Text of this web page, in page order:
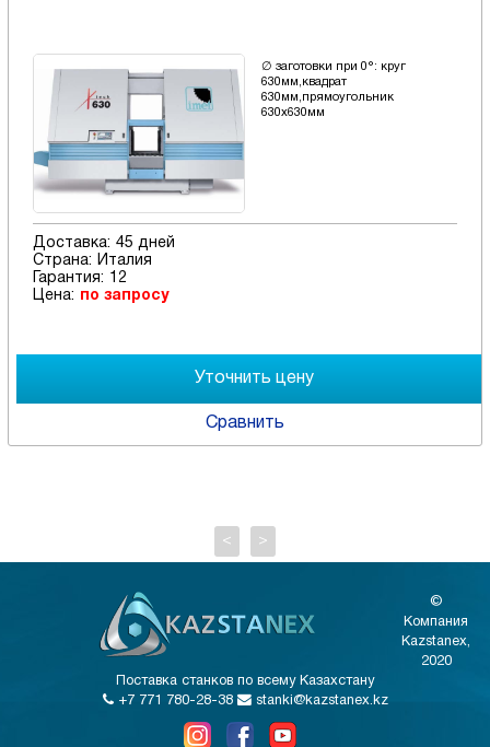
∅ заготовки при 0°: круг
630мм,квадрат
630мм,прямоугольник
630x630мм
Доставка: 45 дней
Страна:
Италия
Гарантия: 12
Цена: по запросу
Сравнить
< >
©
Компания
Kazstanex,
2020
Поставка станков по всему Казахстану
+7 771 780-28-38
stanki@kazstanex.kz